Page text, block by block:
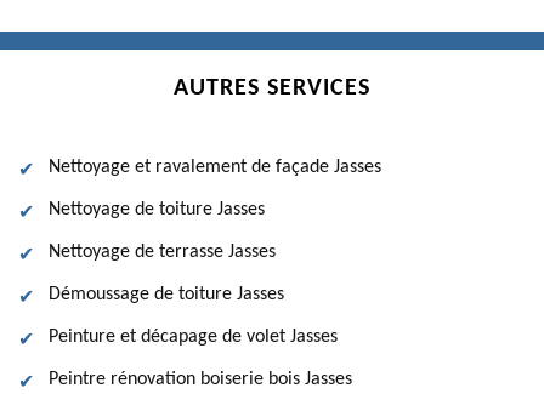
AUTRES SERVICES
Nettoyage et ravalement de façade Jasses
Nettoyage de toiture Jasses
Nettoyage de terrasse Jasses
Démoussage de toiture Jasses
Peinture et décapage de volet Jasses
Peintre rénovation boiserie bois Jasses